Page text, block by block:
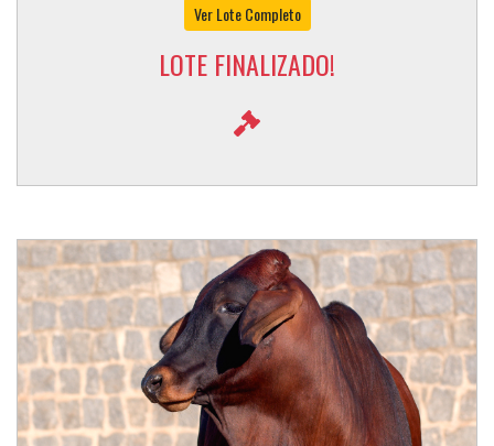
Ver Lote Completo
LOTE FINALIZADO!